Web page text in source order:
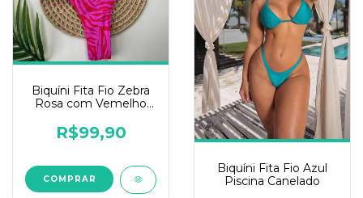
Biquíni Fita Fio Zebra
Rosa com Vemelho
R$99,90
COMPRAR
Biquíni Fita Fio Azul
Piscina Canelado